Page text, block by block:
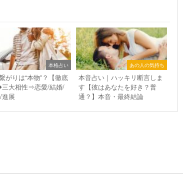
本格占い
がりは“本物”？【徹底
大相性⇒恋愛/結婚/
進展
あの人の気持ち
本音占い｜ハッキリ断言しま
す【彼はあなたを好き？普
通？】本音・最終結論